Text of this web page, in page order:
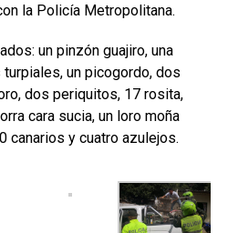
la Policía Metropolitana.
un pinzón guajiro, una
un picogordo, dos
dos periquitos, 17 rosita,
cara sucia, un loro moña
canarios y cuatro azulejos.